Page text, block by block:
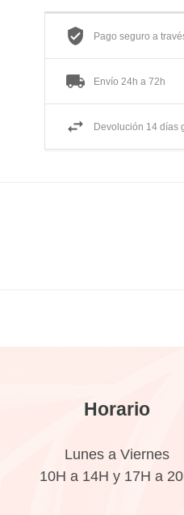
Pago seguro a
Envío 24h a 72h
Devolución 14 días
Horario
Lunes a Viernes
10H a 14H y 17H a